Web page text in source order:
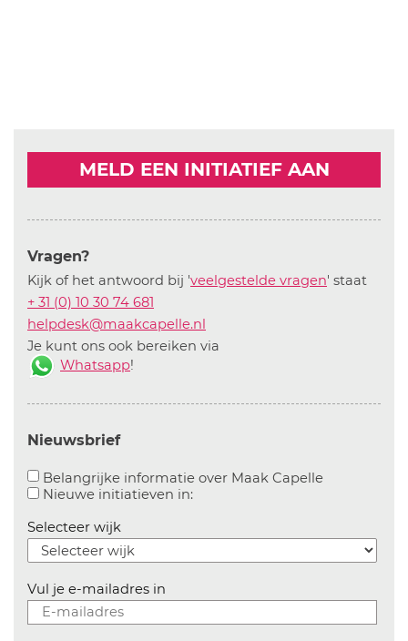
MELD EEN INITIATIEF AAN
Vragen?
Kijk of het antwoord bij 'veelgestelde vragen' staat
+ 31 (0) 10 30 74 681
helpdesk@maakcapelle.nl
Je kunt ons ook bereiken via
Whatsapp!
Nieuwsbrief
Belangrijke informatie over Maak CapelleAanvinken
Nieuwe initiatieven in:Aanvinken om informatie over
Selecteer wijk
Vul je e-mailadres in